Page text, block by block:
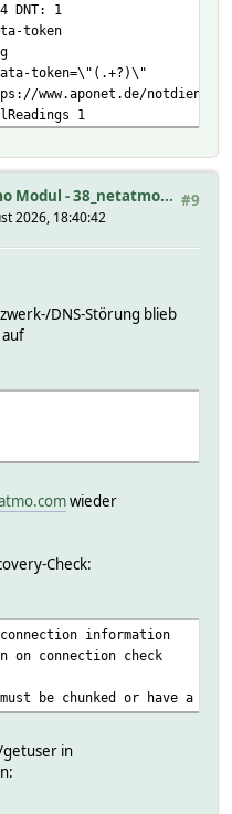
DNT: 1
token
token=\"(.+?)\"
www.aponet.de/
1
User-Agent: Mozilla/5.0
Referer: https://
Host: www.aponet.de
DNT: 1
Content-Type: application/x-
www.aponet.de/
01_distance
01_name
01_board
01_apo_id
01_street
01_zip
01_email
01_fax
#9
Modul - 38_netatmo...
2026, 18:40:42
DNS-Störung blieb
wieder
Check:
information
on connection check
be chunked or have a
getuser in